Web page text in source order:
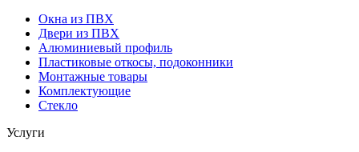
Окна из ПВХ
Двери из ПВХ
Алюминиевый профиль
Пластиковые откосы, подоконники
Монтажные товары
Комплектующие
Стекло
Услуги